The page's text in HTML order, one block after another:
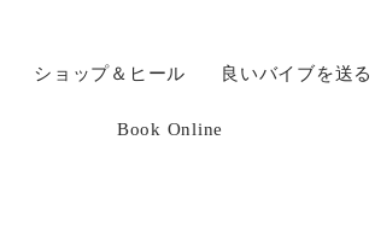
ショップ＆ヒール 良いバイブを送る
Book Online